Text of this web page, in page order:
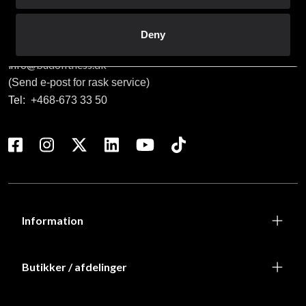
Deny
MVA-nummer: SE556053342301
info@budofitness.dk
(Send e-post for rask service)
Tel: +468-673 33 50
Information
Butikker / afdelinger